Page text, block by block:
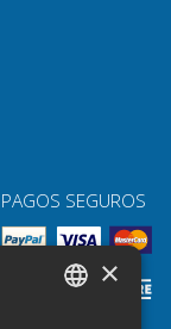
PAGOS SEGUROS
×